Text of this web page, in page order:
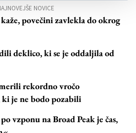
NOVICE
povečini zavlekla do okrog
deklico, ki se je oddaljila od
rekordno vročo
je ne bodo pozabili
vzponu na Broad Peak je čas,